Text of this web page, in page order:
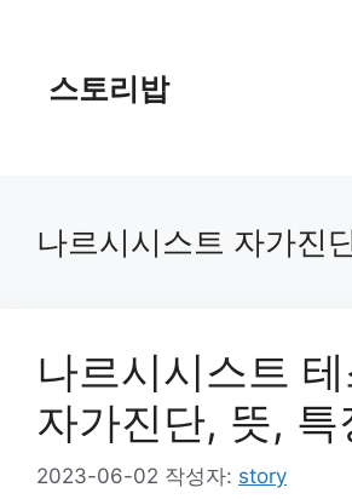
스토리밥
나르시시스트 자가진
나르시시스트
자가진단, 뜻, 특
2023-06-02 작성자: story